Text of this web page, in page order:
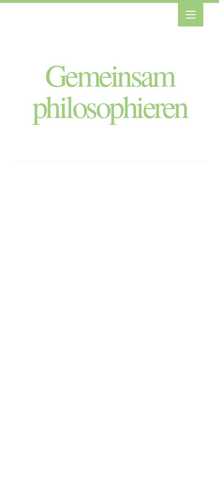
Gemeinsam
philosophieren